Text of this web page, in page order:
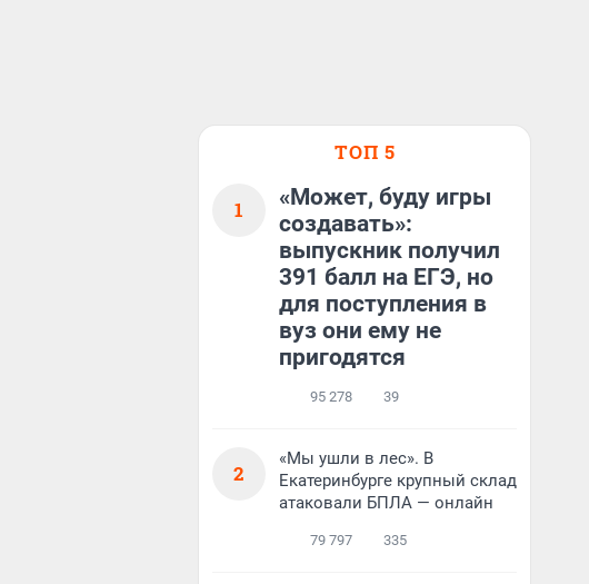
ТОП 5
1
«Может, буду игры
создавать»:
выпускник получил
391 балл на ЕГЭ, но
для поступления в
вуз они ему не
пригодятся
95 278 39
2
«Мы ушли в лес». В
Екатеринбурге крупный склад
атаковали БПЛА — онлайн
79 797 335